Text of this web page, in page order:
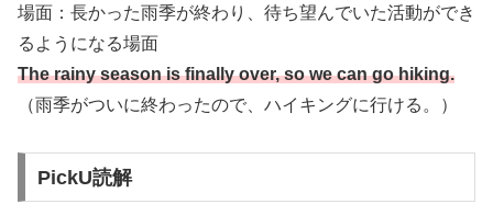
場面：長かった雨季が終わり、待ち望んでいた活動ができ
るようになる場面
The rainy season is finally over, so we can go hiking.
（雨季がついに終わったので、ハイキングに行ける。）
PickU読解